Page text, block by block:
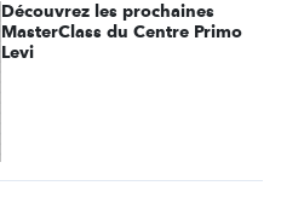
Découvrez les prochaines
MasterClass du Centre Primo
Levi